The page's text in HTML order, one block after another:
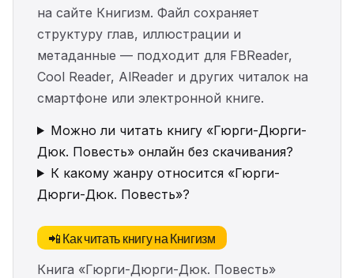
на сайте Книгизм. Файл сохраняет
структуру глав, иллюстрации и
метаданные — подходит для FBReader,
Cool Reader, AlReader и других читалок на
смартфоне или электронной книге.
Можно ли читать книгу «Гюрги-Дюрги-
Дюк. Повесть» онлайн без скачивания?
К какому жанру относится «Гюрги-
Дюрги-Дюк. Повесть»?
📲 Как читать книгу на Книгизм
Книга «Гюрги-Дюрги-Дюк. Повесть»